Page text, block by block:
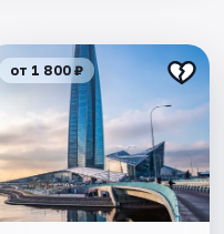
от 1 800 ₽